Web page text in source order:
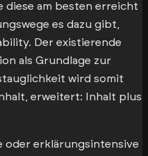
diese am besten erreicht
es dazu gibt,
Der existierende
als Grundlage zur
wird somit
erweitert: Inhalt plus
oder erklärungsintensive